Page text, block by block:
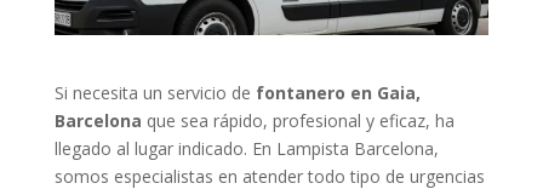
Si necesita un servicio de fontanero en Gaia,
Barcelona que sea rápido, profesional y eficaz, ha
llegado al lugar indicado. En Lampista Barcelona,
somos especialistas en atender todo tipo de urgencias